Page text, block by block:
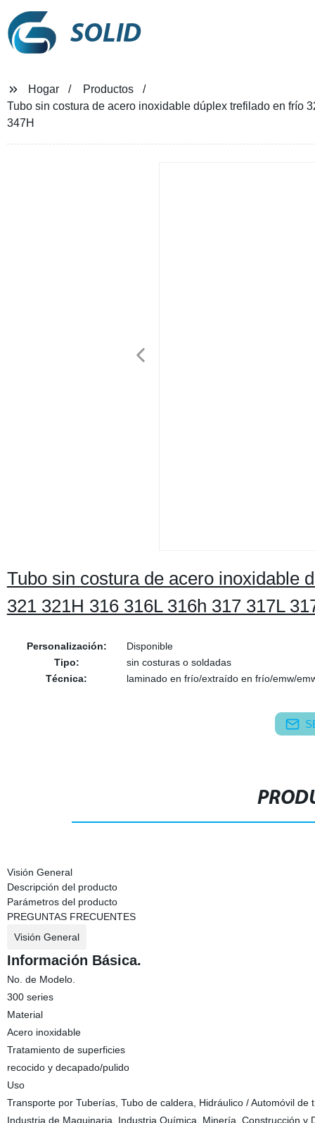
SOLID
Hogar
Productos
Tubo sin costura de acero inoxidable dúplex trefilado en frío
347H
Tubo sin costura de acero inoxidable
321 321H 316 316L 316h 317 317L
Personalización:
Disponible
Tipo:
sin costuras o soldadas
Técnica:
laminado en frío/extraído en frío/emw/
Visión General
Descripción del producto
Parámetros del producto
PREGUNTAS FRECUENTES
Visión General
Información Básica.
No. de Modelo.
300 series
Material
Acero inoxidable
Tratamiento de superficies
recocido y decapado/pulido
Uso
Transporte por Tuberías, Tubo de caldera, Hidráulico / Automóvil
Industria de Maquinaria, Industria Química, Minería, Construcción y